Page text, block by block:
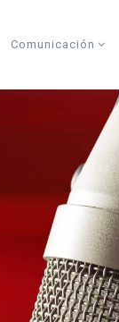
Comunicación